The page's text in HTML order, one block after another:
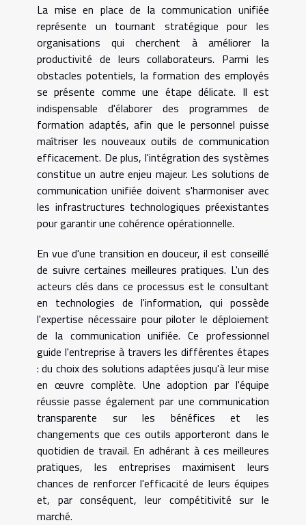
La mise en place de la communication unifiée
représente un tournant stratégique pour les
organisations qui cherchent à améliorer la
productivité de leurs collaborateurs. Parmi les
obstacles potentiels, la formation des employés
se présente comme une étape délicate. Il est
indispensable d'élaborer des programmes de
formation adaptés, afin que le personnel puisse
maîtriser les nouveaux outils de communication
efficacement. De plus, l'intégration des systèmes
constitue un autre enjeu majeur. Les solutions de
communication unifiée doivent s'harmoniser avec
les infrastructures technologiques préexistantes
pour garantir une cohérence opérationnelle.
En vue d'une transition en douceur, il est conseillé
de suivre certaines meilleures pratiques. L'un des
acteurs clés dans ce processus est le consultant
en technologies de l'information, qui possède
l'expertise nécessaire pour piloter le déploiement
de la communication unifiée. Ce professionnel
guide l'entreprise à travers les différentes étapes
: du choix des solutions adaptées jusqu'à leur mise
en œuvre complète. Une adoption par l'équipe
réussie passe également par une communication
transparente sur les bénéfices et les
changements que ces outils apporteront dans le
quotidien de travail. En adhérant à ces meilleures
pratiques, les entreprises maximisent leurs
chances de renforcer l'efficacité de leurs équipes
et, par conséquent, leur compétitivité sur le
marché.